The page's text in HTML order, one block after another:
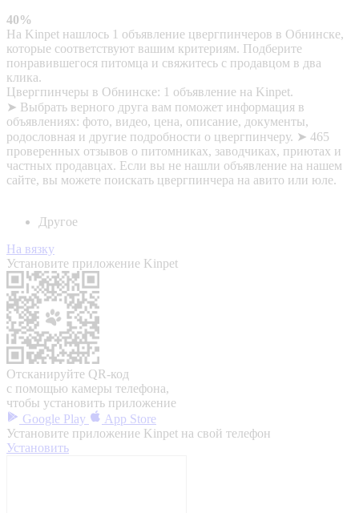
40%
На Kinpet нашлось 1 объявление цвергпинчеров в Обнинске,
которые соответствуют вашим критериям. Подберите
понравившегося питомца и свяжитесь с продавцом в два
клика.
Цвергпинчеры в Обнинске: 1 объявление на Kinpet.
➤ Выбрать верного друга вам поможет информация в
объявлениях: фото, видео, цена, описание, документы,
родословная и другие подробности о цвергпинчеру. ➤ 465
проверенных отзывов о питомниках, заводчиках, приютах и
частных продавцах. Если вы не нашли объявление на нашем
сайте, вы можете поискать цвергпинчера на авито или юле.
Другое
На вязку
Установите приложение Kinpet
Отсканируйте QR-код
с помощью камеры телефона,
чтобы установить приложение
Google Play
App Store
Установите приложение Kinpet на свой телефон
Установить